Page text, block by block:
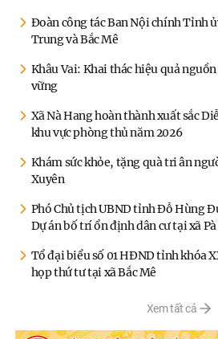
Đoàn công tác Ban Nội chính Tỉnh
Trung và Bắc Mê
Khâu Vai: Khai thác hiệu quả
vững
Xã Nà Hang hoàn thành xuất sắc
khu vực phòng thủ năm 2026
Khám sức khỏe, tặng quà tri ân
Xuyên
Phó Chủ tịch UBND tỉnh Đỗ Hùng
Dự án bố trí ổn định dân cư tại xã
Tổ đại biểu số 01 HĐND tỉnh khóa
họp thứ tư tại xã Bắc Mê
Xem tất cả